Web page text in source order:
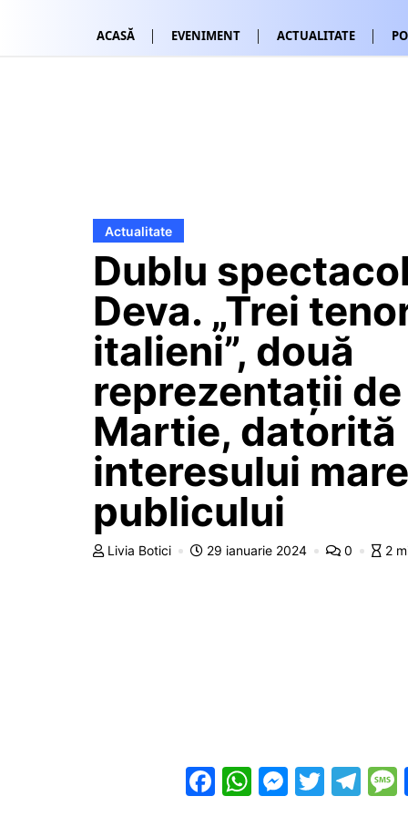
ACASĂ EVENIMENT ACTUALITATE
Actualitate
Dublu
Deva. „Trei
italieni”, două
reprezentații de
Martie, datorită
interesului
publicului
Livia Botici 29 ianuarie 2024 0 2
F W M T T